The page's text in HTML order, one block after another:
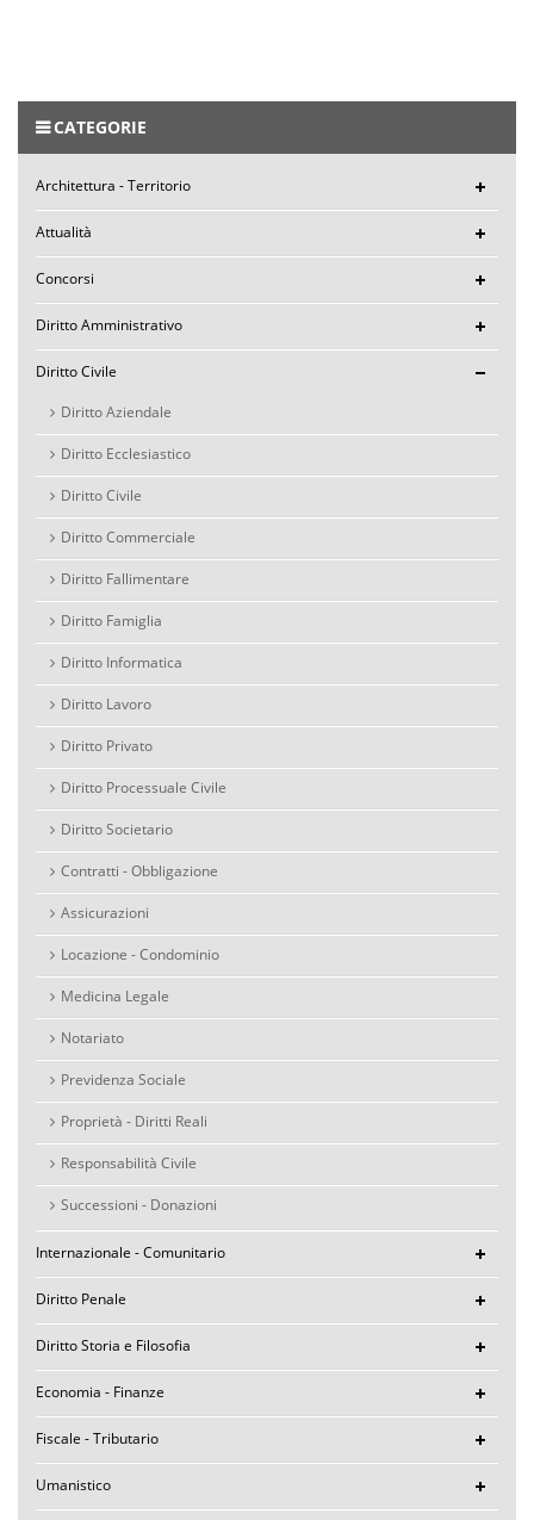
CATEGORIE
Architettura - Territorio
Attualità
Concorsi
Diritto Amministrativo
Diritto Civile
Diritto Aziendale
Diritto Ecclesiastico
Diritto Civile
Diritto Commerciale
Diritto Fallimentare
Diritto Famiglia
Diritto Informatica
Diritto Lavoro
Diritto Privato
Diritto Processuale Civile
Diritto Societario
Contratti - Obbligazione
Assicurazioni
Locazione - Condominio
Medicina Legale
Notariato
Previdenza Sociale
Proprietà - Diritti Reali
Responsabilità Civile
Successioni - Donazioni
Internazionale - Comunitario
Diritto Penale
Diritto Storia e Filosofia
Economia - Finanze
Fiscale - Tributario
Umanistico